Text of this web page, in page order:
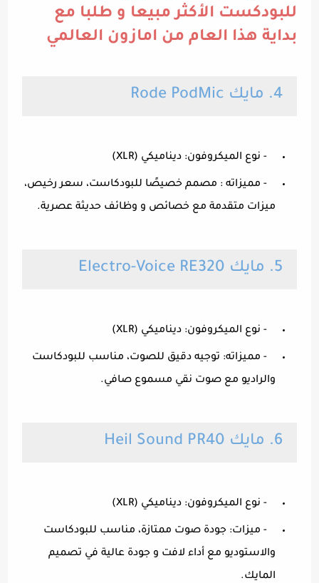
للبودكست الأكثر مبيعا و طلبا مع
بداية هذا العام من امازون العالمي
4. مايك Rode PodMic
- نوع الميكروفون: ديناميكي (XLR)
- مميزاته : مصمم خصيصًا للبودكاست، سعر رخيص،
ميزات متقدمة مع خصائص و وظائف حديثة عصرية.
5. مايك Electro-Voice RE320
- نوع الميكروفون: ديناميكي (XLR)
- مميزاته: توجيه دقيق للصوت، مناسب للبودكاست
والراديو مع صوت نقي مسموع صافي.
6. مايك Heil Sound PR40
- نوع الميكروفون: ديناميكي (XLR)
- ميزات: جودة صوت ممتازة، مناسب للبودكاست
والاستوديو مع أداء لافت و جودة عالية في تصميم
المايك.